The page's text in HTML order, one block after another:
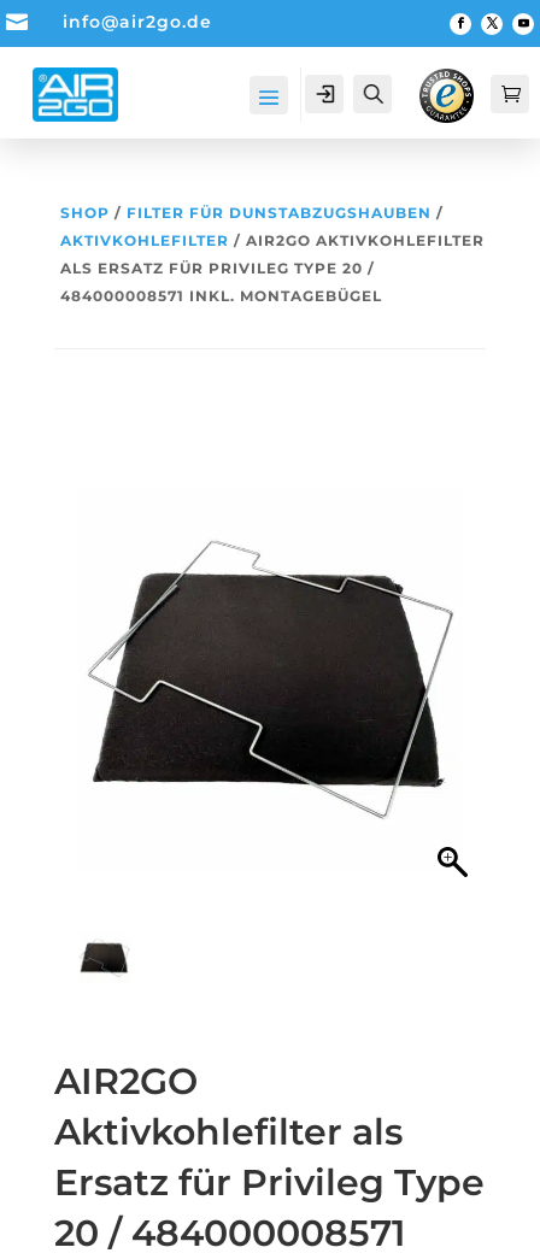
 info@air2go.de
Account Suche 
SHOP / FILTER FÜR DUNSTABZUGSHAUBEN /
AKTIVKOHLEFILTER / AIR2GO AKTIVKOHLEFILTER
ALS ERSATZ FÜR PRIVILEG TYPE 20 /
484000008571 INKL. MONTAGEBÜGEL
AIR2GO
Aktivkohlefilter als
Ersatz für Privileg Type
20 / 484000008571